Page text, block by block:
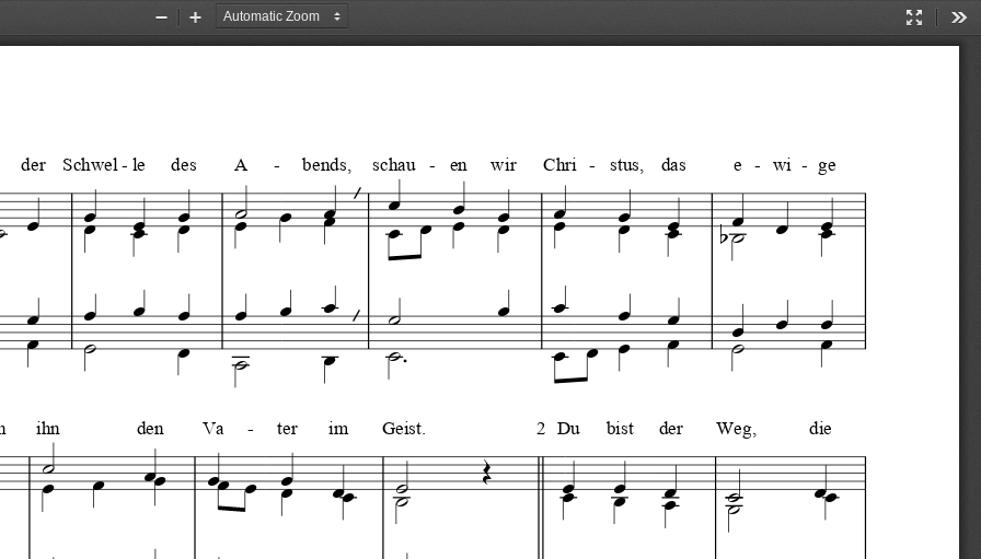
Mode
Zoom
Out
Zoom
In
der    Schwel   le
- des A bends,
- schau en
- wir Chri stus,
- das e wi
-ge
-
ihn den Va ter
- im Geist. 2  Du bist der Weg, die


 
 
 
 
  
  
   
 
 
 
 
  


 











 

  
 
 

 


    
   

 
 
 
 
 

